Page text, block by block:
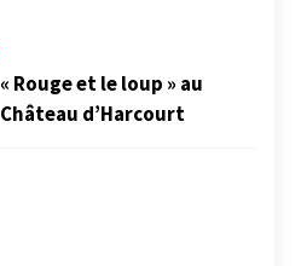
« Rouge et le loup » au
Château d’Harcourt